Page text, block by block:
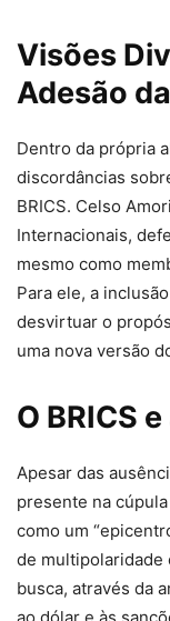
Visões
Adesão
Dentro da própria
discordâncias
BRICS. Celso
Internacionais,
mesmo como
Para ele, a
desvirtuar o
uma nova versão
O BRICS
Apesar das
presente na
como um
de multipolaridade
busca, através da